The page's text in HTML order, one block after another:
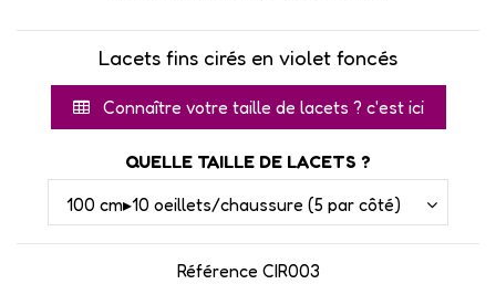
Lacets fins cirés en violet foncés
Connaître votre taille de lacets ? c'est ici
QUELLE TAILLE DE LACETS ?
Référence CIR003